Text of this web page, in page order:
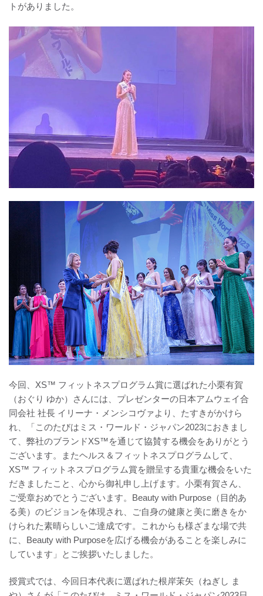
トがありました。
今回、XS™ フィットネスプログラム賞に選ばれた小栗有賀
（おぐり ゆか）さんには、プレゼンターの日本アムウェイ合
同会社 社長 イリーナ・メンシコヴァより、たすきがかけら
れ、「このたびはミス・ワールド・ジャパン2023におきまし
て、弊社のブランドXS™を通じて協賛する機会をありがとう
ございます。またヘルス＆フィットネスプログラムして、
XS™ フィットネスプログラム賞を贈呈する貴重な機会をいた
だきましたこと、心から御礼申し上げます。小栗有賀さん、
ご受章おめでとうございます。Beauty with Purpose（目的あ
る美）のビジョンを体現され、ご自身の健康と美に磨きをか
けられた素晴らしいご達成です。これからも様ざまな場で共
に、Beauty with Purposeを広げる機会があることを楽しみに
しています」とご挨拶いたしました。
授賞式では、今回日本代表に選ばれた根岸茉矢（ねぎし ま